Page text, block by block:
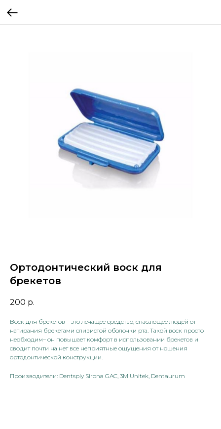
Ортодонтический воск для
брекетов
200 р.
Воск для брекетов – это лечащее средство, спасающее людей от
натирания брекетами слизистой оболочки рта. Такой воск просто
необходим– он повышает комфорт в использовании брекетов и
сводит почти на нет все неприятные ощущения от ношения
ортодонтической конструкции.
Производители: Dentsply Sirona GAC, 3M Unitek, Dentaurum